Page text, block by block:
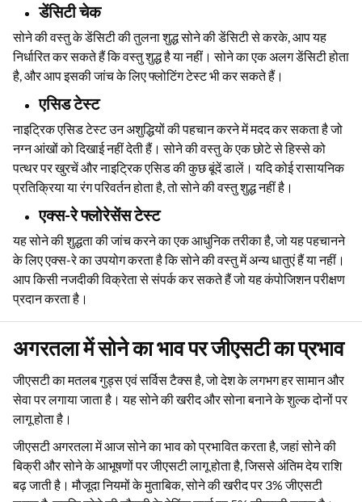
डेंसिटी चेक
सोने की वस्तु के डेंसिटी की तुलना शुद्ध सोने की डेंसिटी से करके, आप यह
निर्धारित कर सकते हैं कि वस्तु शुद्ध है या नहीं। सोने का एक अलग डेंसिटी होता
है, और आप इसकी जांच के लिए फ्लोटिंग टेस्ट भी कर सकते हैं।
एसिड टेस्ट
नाइट्रिक एसिड टेस्ट उन अशुद्धियों की पहचान करने में मदद कर सकता है जो
नग्न आंखों को दिखाई नहीं देती हैं। सोने की वस्तु के एक छोटे से हिस्से को
पत्थर पर खुरचें और नाइट्रिक एसिड की कुछ बूंदें डालें। यदि कोई रासायनिक
प्रतिक्रिया या रंग परिवर्तन होता है, तो सोने की वस्तु शुद्ध नहीं है।
एक्स-रे फ्लोरेसेंस टेस्ट
यह सोने की शुद्धता की जांच करने का एक आधुनिक तरीका है, जो यह पहचानने
के लिए एक्स-रे का उपयोग करता है कि सोने की वस्तु में अन्य धातुएं हैं या नहीं।
आप किसी नजदीकी विक्रेता से संपर्क कर सकते हैं जो यह कंपोजिशन परीक्षण
प्रदान करता है।
अगरतला में सोने का भाव पर जीएसटी का प्रभाव
जीएसटी का मतलब गुड्स एवं सर्विस टैक्स है, जो देश के लगभग हर सामान और
सेवा पर लगाया जाता है। यह सोने की खरीद और सोना बनाने के शुल्क दोनों पर
लागू होता है।
जीएसटी अगरतला में आज सोने का भाव को प्रभावित करता है, जहां सोने की
बिक्री और सोने के आभूषणों पर जीएसटी लागू होता है, जिससे अंतिम देय राशि
बढ़ जाती है। मौजूदा नियमों के मुताबिक, सोने की खरीद पर 3% जीएसटी